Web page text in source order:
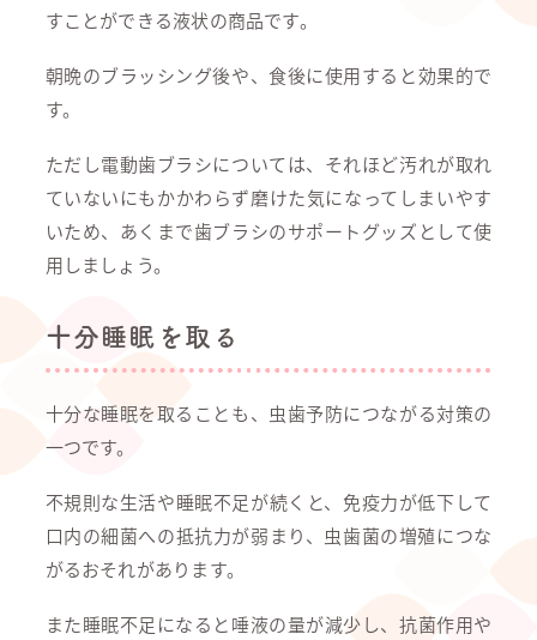
すことができる液状の商品です。
朝晩のブラッシング後や、食後に使用すると効果的で
す。
ただし電動歯ブラシについては、それほど汚れが取れ
ていないにもかかわらず磨けた気になってしまいやす
いため、あくまで歯ブラシのサポートグッズとして使
用しましょう。
十分睡眠を取る
十分な睡眠を取ることも、虫歯予防につながる対策の
一つです。
不規則な生活や睡眠不足が続くと、免疫力が低下して
口内の細菌への抵抗力が弱まり、虫歯菌の増殖につな
がるおそれがあります。
また睡眠不足になると唾液の量が減少し、抗菌作用や